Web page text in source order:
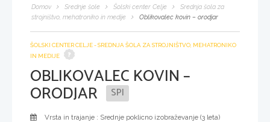
Domov Srednje šole Šolski center Celje
Srednja šola za
strojništvo, mehatroniko in medije
Oblikovalec kovin – orodjar
ŠOLSKI CENTER CELJE - SREDNJA ŠOLA ZA STROJNIŠTVO, MEHATRONIKO
IN MEDIJE
OBLIKOVALEC KOVIN –
ORODJAR SPI
Vrsta in trajanje : Srednje poklicno izobraževanje (3 leta)